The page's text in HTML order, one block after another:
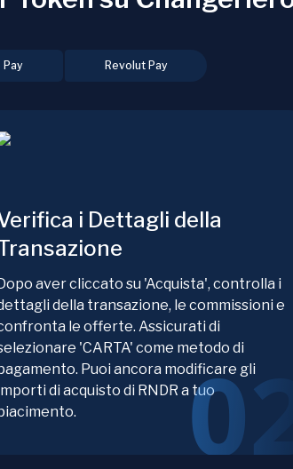
Pay Revolut Pay
i Dettagli della
aver cliccato su 'Acquista', controlla i
della transazione, le commissioni e
le offerte. Assicurati di
'CARTA' come metodo di
Puoi ancora modificare gli
di acquisto di RNDR a tuo